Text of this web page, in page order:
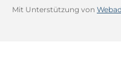
Mit Unterstützung von